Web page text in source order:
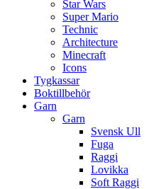
Star Wars
Super Mario
Technic
Architecture
Minecraft
Icons
Tygkassar
Boktillbehör
Garn
Garn
Svensk Ull
Fuga
Raggi
Lovikka
Soft Raggi